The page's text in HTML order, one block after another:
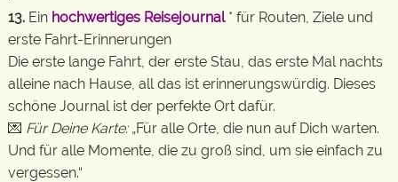
13. Ein hochwertiges Reisejournal* für Routen, Ziele und
erste Fahrt-Erinnerungen
Die erste lange Fahrt, der erste Stau, das erste Mal nachts
alleine nach Hause, all das ist erinnerungswürdig. Dieses
schöne Journal ist der perfekte Ort dafür.
💌 Für Deine Karte:„Für alle Orte, die nun auf Dich warten.
Und für alle Momente, die zu groß sind, um sie einfach zu
vergessen.“